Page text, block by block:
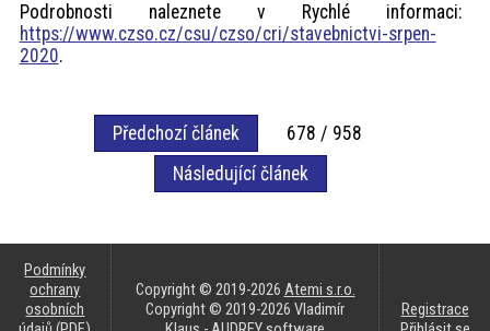
Podrobnosti naleznete v Rychlé informaci:
https://www.czso.cz/csu/czso/cri/stavebnictvi-srpen-
2020.
Předchozí článek
678 / 958
Následující článek
Podmínky
ochrany
osobních
Copyright © 2019-2026 Atemi s.r.o.
Copyright © 2019-2026 Vladimír
Registrace